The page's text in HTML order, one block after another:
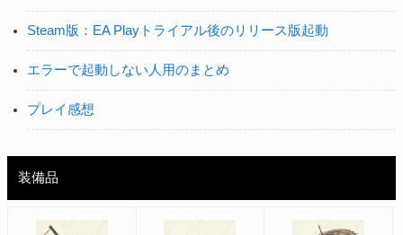
Steam版：EA Playトライアル後のリリース版起動
エラーで起動しない人用のまとめ
プレイ感想
装備品